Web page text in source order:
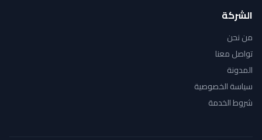
الشركة
من نحن
تواصل معنا
المدونة
سياسة الخصوصية
شروط الخدمة